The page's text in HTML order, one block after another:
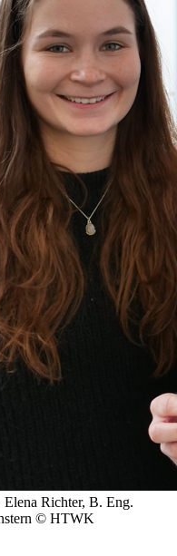
Richter, B. Eng.
© HTWK